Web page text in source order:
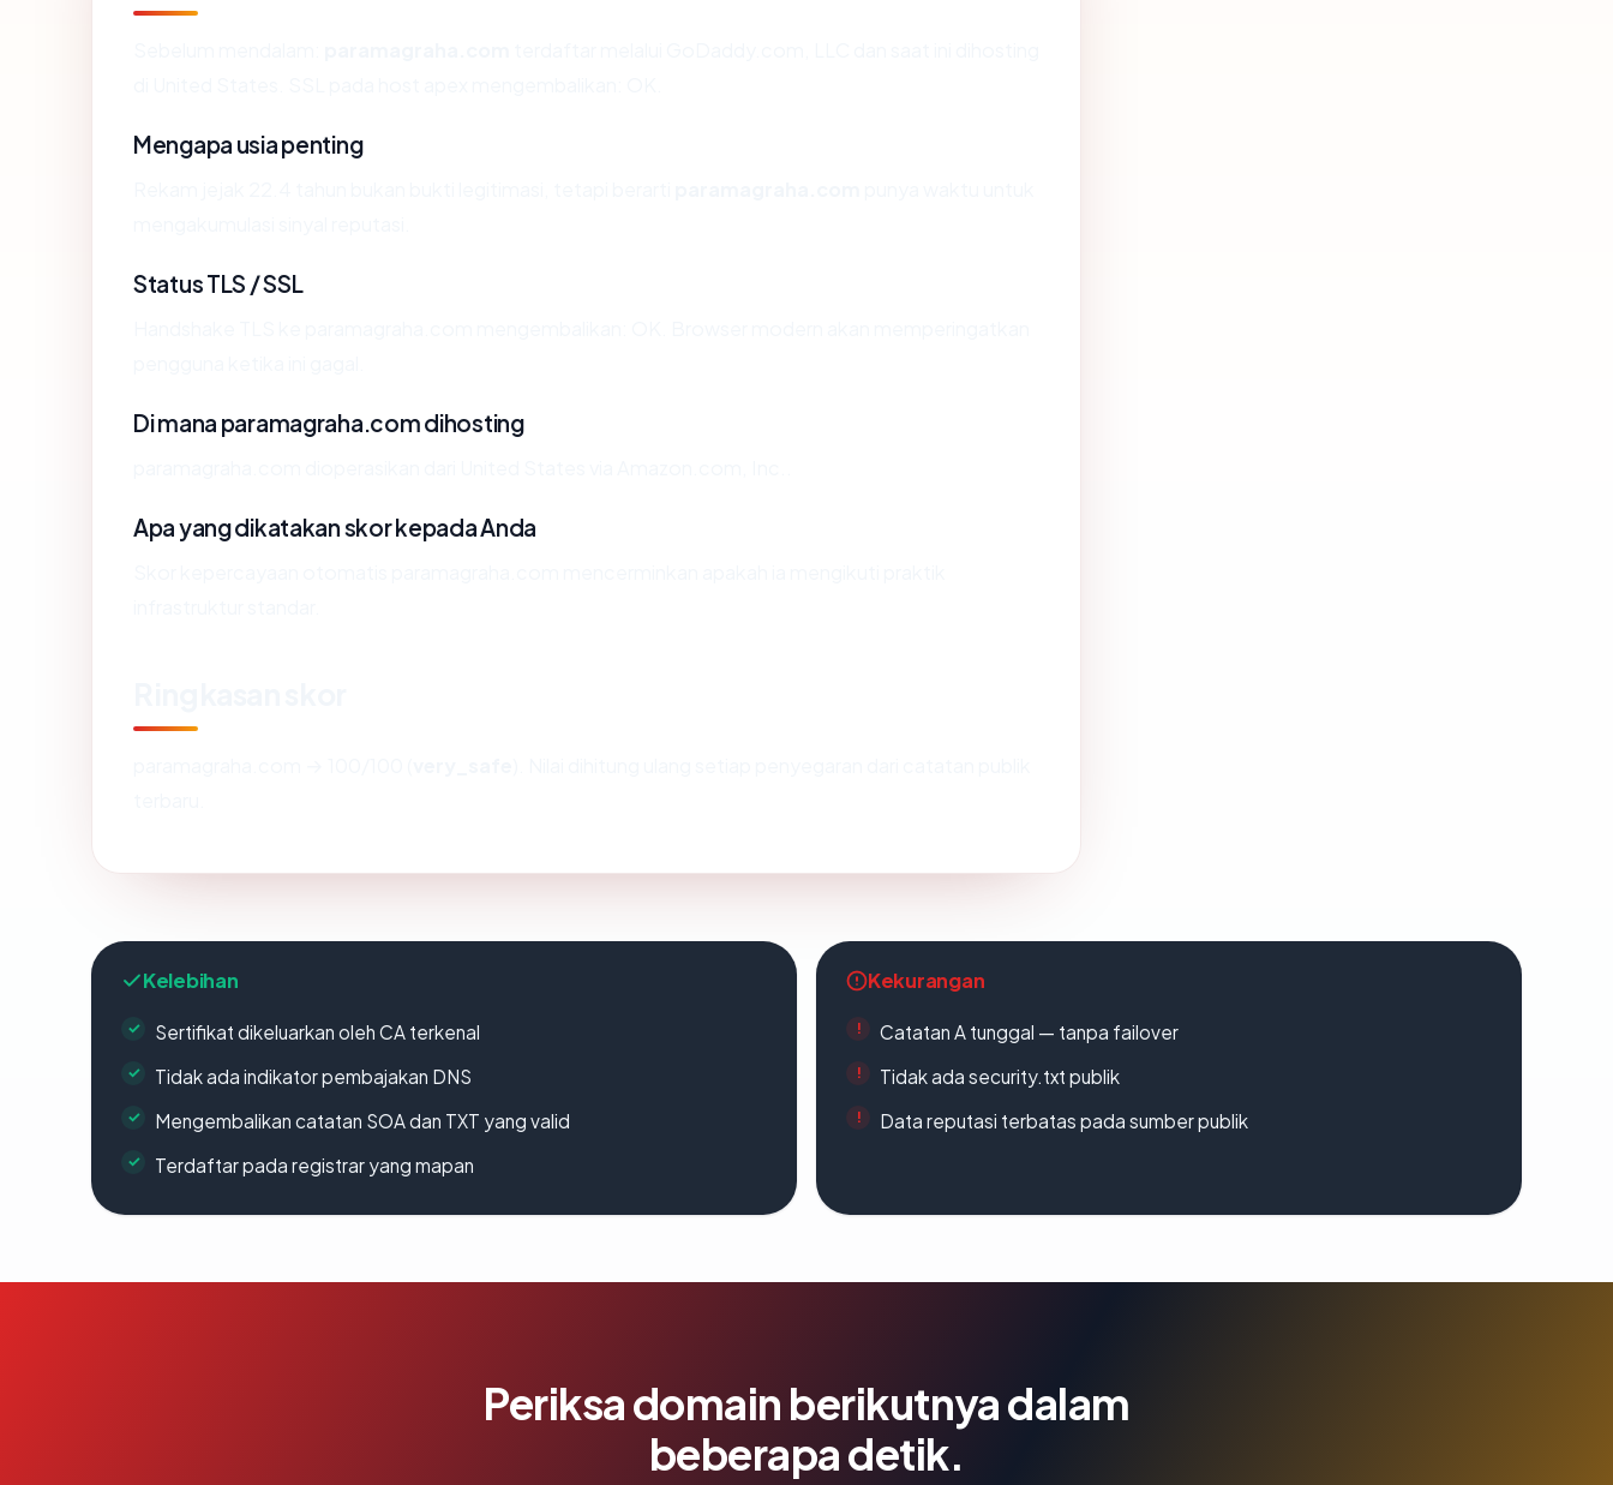
Mengapa usia penting
Status TLS / SSL
Di mana paramagraha.com dihosting
Apa yang dikatakan skor kepada Anda
Kelebihan
Sertifikat dikeluarkan oleh CA terkenal
Tidak ada indikator pembajakan DNS
Mengembalikan catatan SOA dan TXT yang valid
Terdaftar pada registrar yang mapan
Kekurangan
Catatan A tunggal — tanpa failover
Tidak ada security.txt publik
Data reputasi terbatas pada sumber publik
Periksa domain berikutnya dalam
beberapa detik.